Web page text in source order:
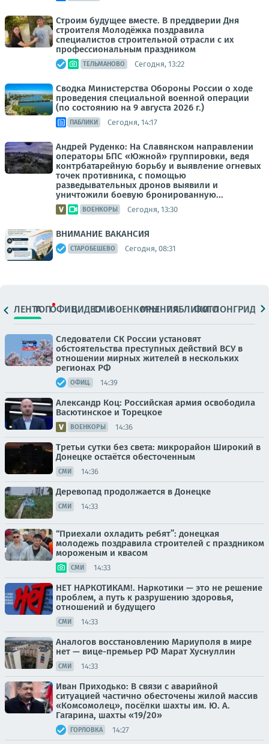
Строим будущее вместе. В преддверии Дня
строителя Молодёжка поздравила
специалистов строительной отрасли с их
профессиональным праздником
ТЕЛЬМАНОВО Сегодня, 13:22
Сводка Министерства Обороны России о ходе
проведения специальной военной операции
(по состоянию на 9 августа 2026 г.)
ПАБЛИКИ Сегодня, 14:17
Андрей Руденко: На Славянском направлении
операторы БПС «Южной» группировки, ведя
контрбатарейную борьбу и выявление огневых
точек противника, с помощью
разведывательных дронов выявили и
уничтожили боевую бронированную...
ВОЕНКОРЫ Сегодня, 13:30
ВНИМАНИЕ ВАКАНСИЯ
СТАРОБЕШЕВО Сегодня, 08:31
ЛЕНТАТОПОФИЦ.ВИДЕОСМИВОЕНКОРЫМНЕНИЯПАБЛИКИ
ФОТОЛОНГРИДЫ
Следователи СК России установят
обстоятельства преступных действий ВСУ в
отношении мирных жителей в нескольких
регионах РФ
ОФИЦ. 14:39
Александр Коц: Российская армия освободила
Васютинское и Торецкое
ВОЕНКОРЫ 14:36
Третьи сутки без света: микрорайон Широкий в
Донецке остаётся обесточенным
СМИ 14:36
Деревопад продолжается в Донецке
СМИ 14:33
“Приехали охладить ребят”: донецкая
молодежь поздравила строителей с праздником
мороженым и квасом
СМИ 14:33
НЕТ НАРКОТИКАМ!. Наркотики — это не решение
проблем, а путь к разрушению здоровья,
отношений и будущего
СМИ 14:33
Аналогов восстановлению Мариуполя в мире
нет — вице-премьер РФ Марат Хуснуллин
СМИ 14:33
Иван Приходько: В связи с аварийной
ситуацией частично обесточены жилой массив
«Комсомолец», посёлки шахты им. Ю. А.
Гагарина, шахты «19/20»
ГОРЛОВКА 14:27